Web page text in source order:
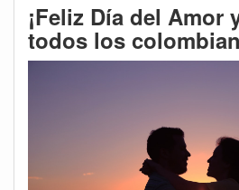
¡Feliz Día del Amor
todos los